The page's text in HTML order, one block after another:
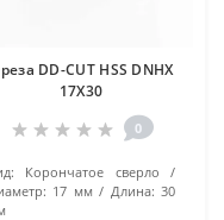
DD-CUT HSS DNHX
17Х30
0
Корончатое сверло
17 мм Длина: 30